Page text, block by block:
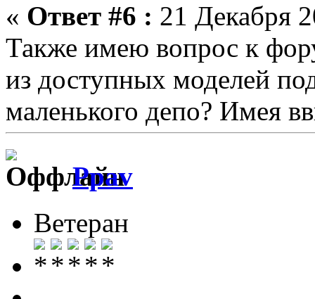
« Ответ #6 : 21 Декабря
Также имею вопрос к
из доступных моделей
маленького депо? Имея
Ppav
Ветеран